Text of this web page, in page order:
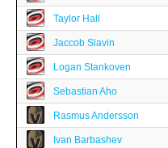
Taylor Hall
Jaccob Slavin
Logan Stankoven
Sebastian Aho
Rasmus Andersson
Ivan Barbashev